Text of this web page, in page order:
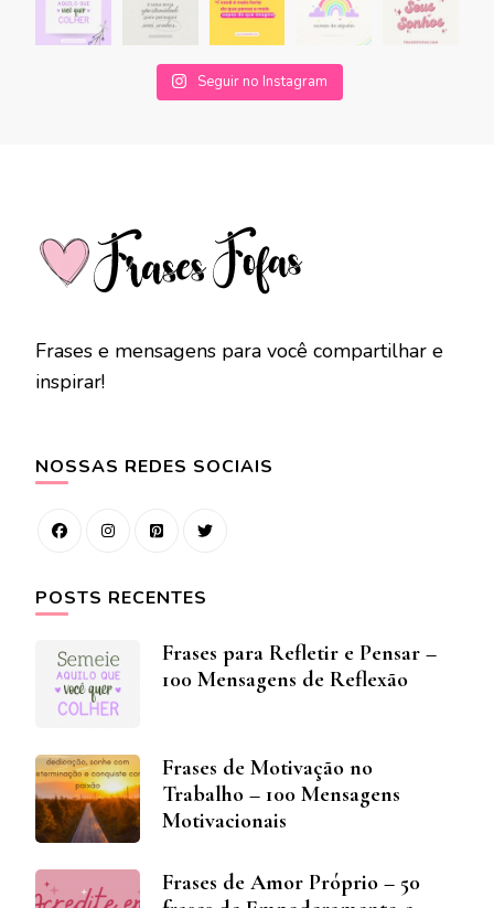
Seguir no Instagram
Frases e mensagens para você compartilhar e
inspirar!
NOSSAS REDES SOCIAIS
POSTS RECENTES
Frases para Refletir e Pensar –
100 Mensagens de Reflexão
Frases de Motivação no
Trabalho – 100 Mensagens
Motivacionais
Frases de Amor Próprio – 50